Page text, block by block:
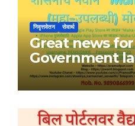
निवृत्तवेतन सेवार्थ
Great news
Government
Maha-